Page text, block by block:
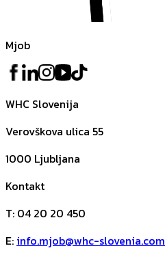
Mjob
WHC Slovenija
Verovškova ulica 55
1000 Ljubljana
Kontakt
T: 04 20 20 450
E: info.mjob@whc-slovenia.com